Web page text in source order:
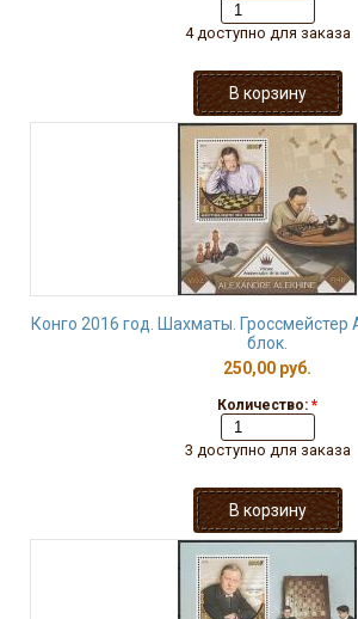
4 доступно для заказа
Конго 2016 год. Шахматы. Гроссмейстер
блок.
250,00 руб.
Количество: *
3 доступно для заказа